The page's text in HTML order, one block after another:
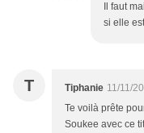
Il faut
si elle
T Tiphanie 11/11/
Te voilà prête
Soukee avec ce